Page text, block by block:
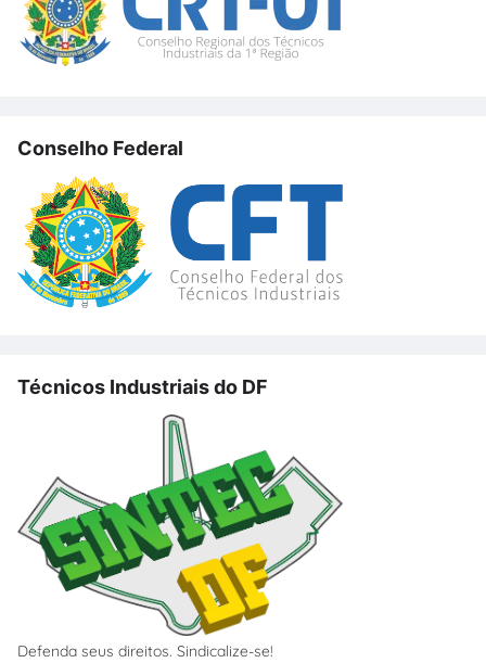
Conselho Federal
Técnicos Industriais do DF
Defenda seus direitos. Sindicalize-se!